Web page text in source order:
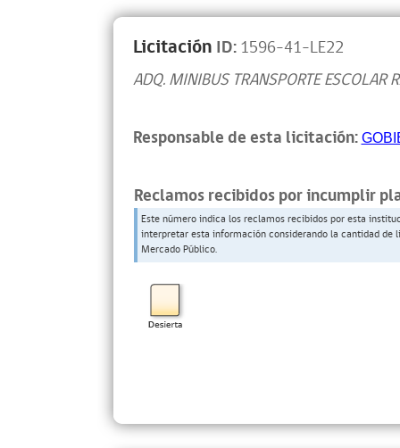
Licitación ID:1596-41-LE22
ADQ. MINIBUS TRANSPORTE ESCOLAR
Responsable de esta licitación:
Reclamos recibidos por incumplir
Este número indica los reclamos recibidos por esta
interpretar esta información considerando la cantidad
Mercado Público.